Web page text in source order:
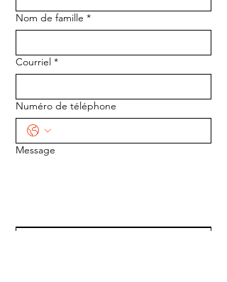
Nom de famille *
Courriel *
Numéro de téléphone
Message